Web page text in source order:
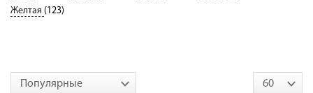
Желтая (123)
Популярные 60